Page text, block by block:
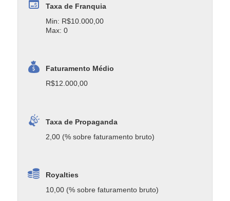
Taxa de Franquia
Min: R$10.000,00
Max: 0
Faturamento Médio
R$12.000,00
Taxa de Propaganda
2,00 (% sobre faturamento bruto)
Royalties
10,00 (% sobre faturamento bruto)